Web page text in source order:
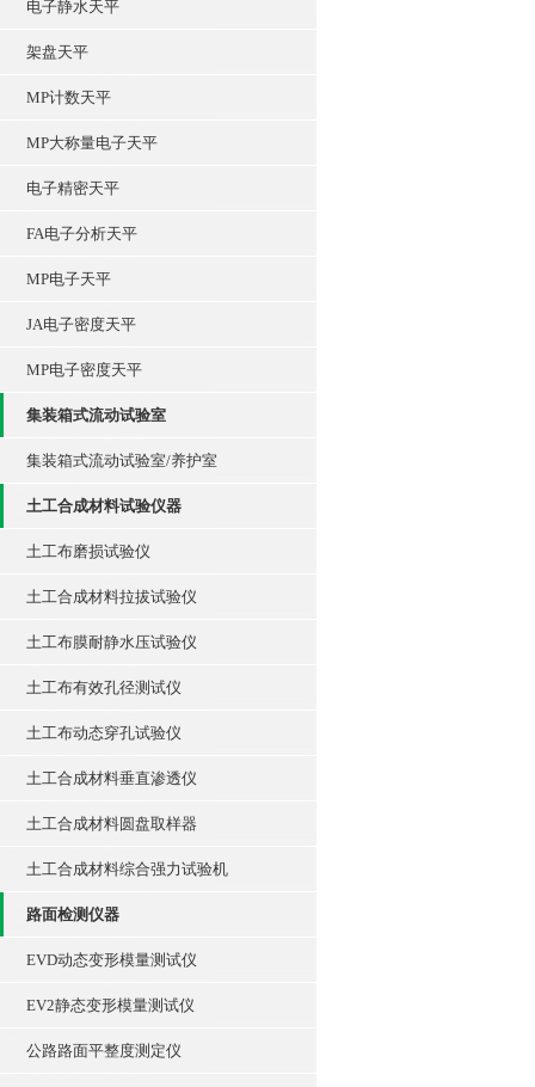
电子静水天平
架盘天平
MP计数天平
MP大称量电子天平
电子精密天平
FA电子分析天平
MP电子天平
JA电子密度天平
MP电子密度天平
集装箱式流动试验室
集装箱式流动试验室/养护室
土工合成材料试验仪器
土工布磨损试验仪
土工合成材料拉拔试验仪
土工布膜耐静水压试验仪
土工布有效孔径测试仪
土工布动态穿孔试验仪
土工合成材料垂直渗透仪
土工合成材料圆盘取样器
土工合成材料综合强力试验机
路面检测仪器
EVD动态变形模量测试仪
EV2静态变形模量测试仪
公路路面平整度测定仪